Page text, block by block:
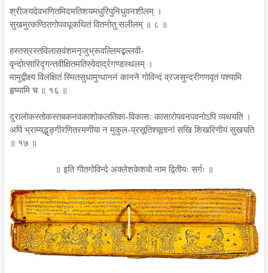
श्रीजयदेवभणितमिदमतिशयमधुरिपुनिधुवनशीलम् ।
सुखमुत्कण्ठितगोपवधूकथितं वितनोतु सलीलम् ॥ ८ ॥
हस्तस्रस्तविलासवंशमनृजुभ्रूवल्लिमद्बल्लवी-
वृन्दोत्सारिदृगन्तवीक्षितमतिस्वेदार्द्रगण्डस्थलम् ।
मामुद्वीक्ष्य विलक्षितं स्मितसुधामुग्धाननं कानने गोविन्दं व्रजसुन्दरीगणवृतं पश्यामि
हृष्यामि च ॥ १६ ॥
दुरालोकस्तोकस्तबकनवकाशोकलतिका-विकासः कासारोपवनपवनोऽपि व्यथयति ।
अपि भ्राम्यद्भृङ्गीरणितरमणीया न मुकुल-प्रसूतिश्चूतानां सखि शिखरिणीयं सुखयति
॥ १७ ॥
॥ इति गीतगोविन्दे अक्लेशकेशवो नाम द्वितीयः सर्गः ॥